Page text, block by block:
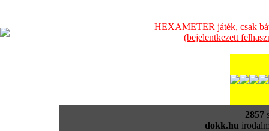
HEXAMETER játék, csak
(bejelentkezett
2857
dokk.hu